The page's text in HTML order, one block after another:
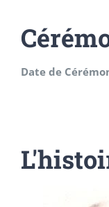
Date de